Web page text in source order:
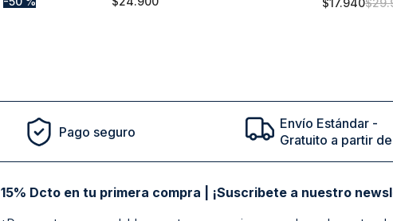
$17.940$29.
Pago seguro
Envío Estándar -
Gratuito a partir
15% Dcto en tu primera compra | ¡Suscribete a nuestro